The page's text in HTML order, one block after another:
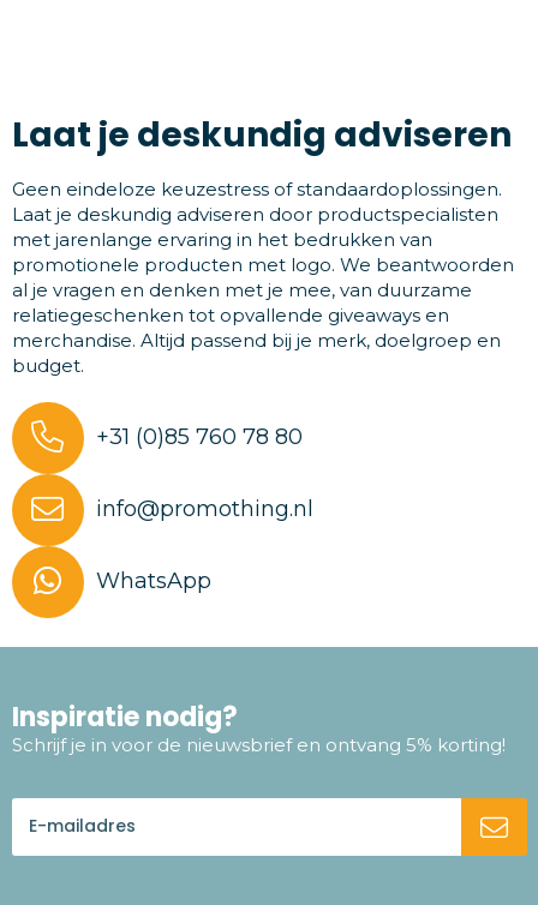
Laat je deskundig adviseren
Geen eindeloze keuzestress of standaardoplossingen.
Laat je deskundig adviseren door productspecialisten
met jarenlange ervaring in het bedrukken van
promotionele producten met logo. We beantwoorden
al je vragen en denken met je mee, van duurzame
relatiegeschenken tot opvallende giveaways en
merchandise. Altijd passend bij je merk, doelgroep en
budget.
+31 (0)85 760 78 80
info@promothing.nl
WhatsApp
Inspiratie nodig?
Schrijf je in voor de nieuwsbrief en ontvang 5% korting!